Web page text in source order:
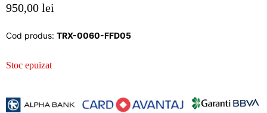
950,00 lei
Cod produs: TRX-0060-FFD05
Stoc epuizat